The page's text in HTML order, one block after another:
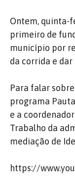
Ontem, quinta-
primeiro de
município por
da corrida e dar
Para falar
programa
e a
Trabalho da
mediação de
https://